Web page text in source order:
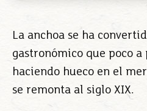
La anchoa se ha
gastronómico que poco a
haciendo hueco en el
se remonta al siglo XIX.